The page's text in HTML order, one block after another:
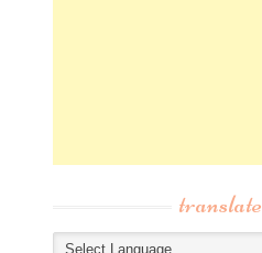
translate